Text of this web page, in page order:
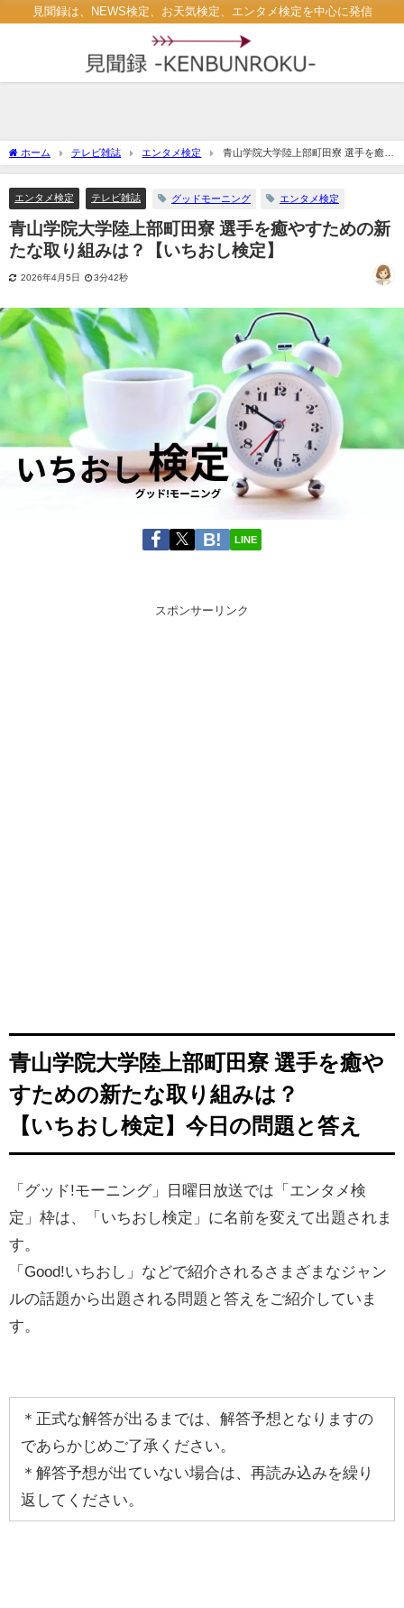
見聞録は、NEWS検定、お天気検定、エンタメ検定を中心に発信
ホーム テレビ雑誌 エンタメ検定
青山学院大学陸上部町田寮 選手を癒や
すための新たな取り組みは？【いちおし検定】
エンタメ検定 テレビ雑誌 グッドモーニング エンタメ検定
青山学院大学陸上部町田寮 選手を癒やすための新
たな取り組みは？【いちおし検定】
2026年4月5日 3分42秒
LINE
スポンサーリンク
青山学院大学陸上部町田寮 選手を癒や
すための新たな取り組みは？
【いちおし検定】今日の問題と答え
「グッド!モーニング」日曜日放送では「エンタメ検
定」枠は、「いちおし検定」に名前を変えて出題されま
す。
「Good!いちおし」などで紹介されるさまざまなジャン
ルの話題から出題される問題と答えをご紹介していま
す。
＊正式な解答が出るまでは、解答予想となりますの
であらかじめご了承ください。
＊解答予想が出ていない場合は、再読み込みを繰り
返してください。